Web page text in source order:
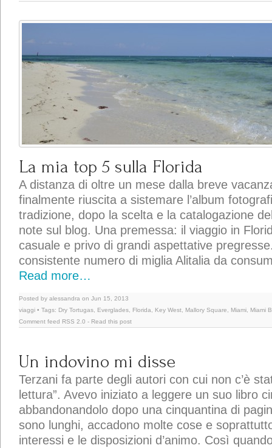
La mia top 5 sulla Florida
A distanza di oltre un mese dalla breve
finalmente riuscita a sistemare l’album
tradizione, dopo la scelta e la catalogazione
note sul blog. Una premessa: il viaggio in
casuale e privo di grandi aspettative
consistente numero di miglia Alitalia da
Read more…
Posted by alessandra on Jun 15, 2013
viaggi • Tags: Dry Tortugas Everglades Florida Key West Mallory Square Miami
Miami
Comment feed RSS 2.0 - Read this post
Un indovino mi disse
Terzani fa parte degli autori con cui non c’è
lettura”. Avevo iniziato a leggere un suo libro
abbandonandolo dopo una cinquantina di
sono lunghi, accadono molte cose e
interessi e le disposizioni d’animo. Così